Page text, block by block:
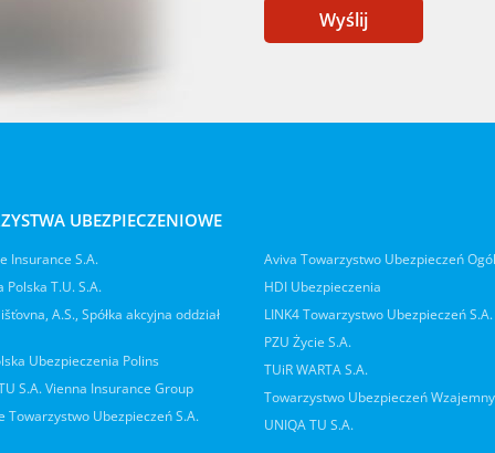
Wyślij
UBEZPIECZENIOWE
Insurance S.A.
Polska T.U. S.A.
A.S., Spółka akcyjna oddział
Ubezpieczenia Polins
S.A. Vienna Insurance Group
Towarzystwo Ubezpieczeń S.A.
Aviva Towarzystwo Ubezpieczeń
HDI Ubezpieczenia
LINK4 Towarzystwo Ubezpieczeń S.A.
PZU Życie S.A.
TUiR WARTA S.A.
Towarzystwo Ubezpieczeń
UNIQA TU S.A.